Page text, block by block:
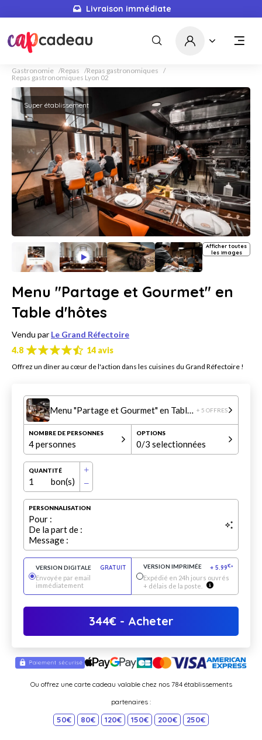
Livraison immédiate
Gastronomie Repas
Repas gastronomiques
Repas gastronomiques Lyon 02
Super établissement
Afficher toutes
les images
Menu "Partage et Gourmet" en
Table d'hôtes
Vendu par Le Grand Réfectoire
4.8
14 avis
Offrez un dîner au cœur de l'action dans les cuisines du Grand Réfectoire !
Menu "Partage et Gourmet" en Table d'hôtes + 5 OFFRES
NOMBRE DE PERSONNES
4 personnes
OPTIONS
0/3 selectionnées
QUANTITÉ
1 bon(s)
PERSONNALISATION
Pour :
De la part de :
Message :
VERSION DIGITALE
GRATUIT
Envoyée par email
immédiatement
VERSION IMPRIMÉE + 5.99€*
Expédié en 24h jours ouvrés
+ délais de la poste.
344€- Acheter
Ou offrez une carte cadeau valable chez nos 784 établissements
partenaires :
50€ 80€ 120€ 150€ 200€ 250€